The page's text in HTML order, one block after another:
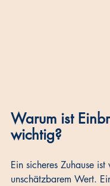
Warum ist
wichtig?
Ein sicheres Zuhause ist
unschätzbarem Wert.